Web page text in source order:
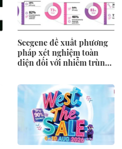
Seegene đề xuất phương
pháp xét nghiệm toàn
diện đối với nhiễm trùng
Nghiên cứu lâm sàng một
triệu ca toàn cầu (GMCS)